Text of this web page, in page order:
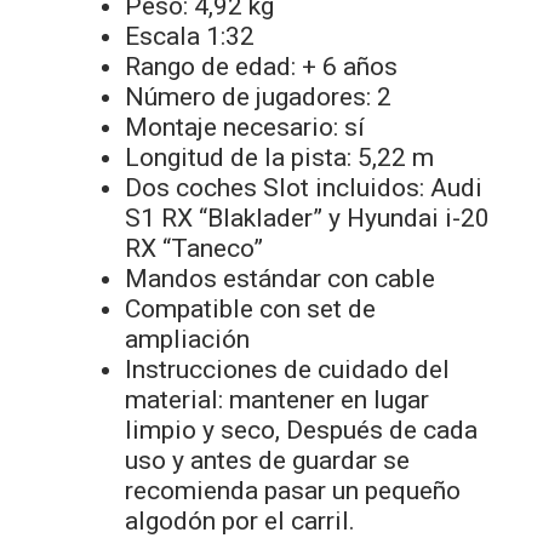
Peso: 4,92 kg
Escala 1:32
Rango de edad: + 6 años
Número de jugadores: 2
Montaje necesario: sí
Longitud de la pista: 5,22 m
Dos coches Slot incluidos: Audi
S1 RX “Blaklader” y Hyundai i-20
RX “Taneco”
Mandos estándar con cable
Compatible con set de
ampliación
Instrucciones de cuidado del
material: ‎mantener en lugar
limpio y seco, Después de cada
uso y antes de guardar se
recomienda pasar un pequeño
algodón por el carril.